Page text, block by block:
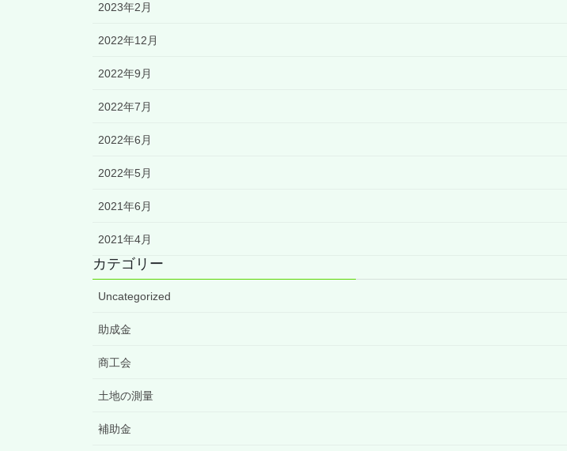
2023年2月
2022年12月
2022年9月
2022年7月
2022年6月
2022年5月
2021年6月
2021年4月
カテゴリー
Uncategorized
助成金
商工会
土地の測量
補助金